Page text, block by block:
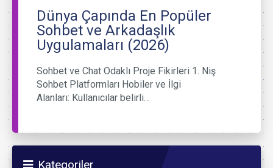
Dünya Çapında En Popüler
Sohbet ve Arkadaşlık
Uygulamaları (2026)
Sohbet ve Chat Odaklı Proje Fikirleri 1. Niş
Sohbet Platformları Hobiler ve İlgi
Alanları: Kullanıcılar belirli…
Kategoriler